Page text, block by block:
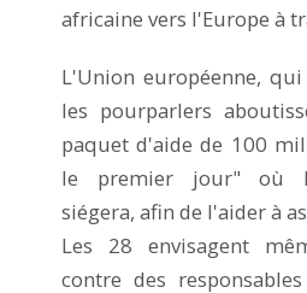
africaine vers l'Europe à
L'Union européenne,
les pourparlers
paquet d'aide de 100
le premier jour" où
siégera, afin de l'aider à
Les 28 envisagent
contre des